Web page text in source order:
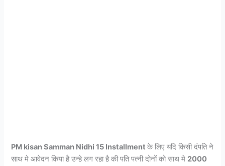
PM kisan Samman Nidhi 15 Installmentके लिए यदि किसी दंपति ने
साथ मे आवेदन किया है उन्हे लग रहा है की पति पत्नी दोनों को साथ मे 2000